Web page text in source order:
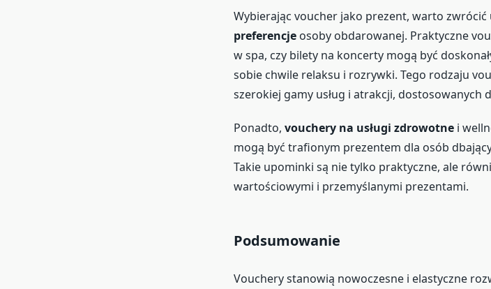
Wybierając voucher jako prezent, warto zwrócić
preferencjeosoby obdarowanej. Praktyczne
w spa, czy bilety na koncerty mogą być
sobie chwile relaksu i rozrywki. Tego rodzaju
szerokiej gamy usług i atrakcji,
Ponadto, vouchery na usługi zdrowotnei
mogą być trafionym prezentem dla osób
Takie upominki są nie tylko praktyczne, ale
wartościowymi i przemyślanymi prezentami.
Podsumowanie
Vouchery stanowią nowoczesne i elastyczne